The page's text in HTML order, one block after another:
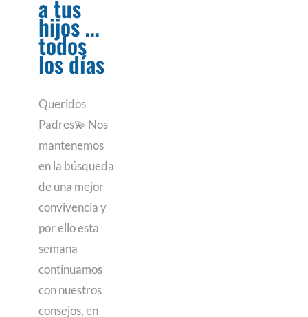
a tus
hijos …
todos
los días
Queridos
Padres💫 Nos
mantenemos
en la búsqueda
de una mejor
convivencia y
por ello esta
semana
continuamos
con nuestros
consejos, en